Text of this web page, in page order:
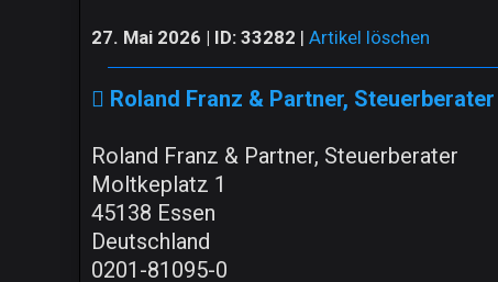
27. Mai 2026 | ID: 33282 Artikel löschen
Roland Franz & Partner, Steuerberater
Roland Franz & Partner, Steuerberater
Moltkeplatz 1
45138 Essen
Deutschland
0201-81095-0